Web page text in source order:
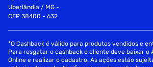
Uberlândia / MG -
CEP 38400 - 632
*O Cashback é válido para produtos vendidos e
Para resgatar o cashback o cliente deve baixar o
Online e realizar o cadastro. As ações estão